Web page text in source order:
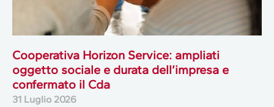
Cooperativa Horizon Service: ampliati
oggetto sociale e durata dell’impresa e
confermato il Cda
31 Luglio 2026